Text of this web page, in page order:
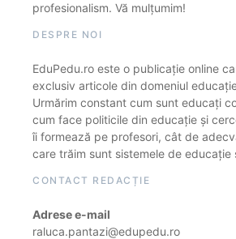
profesionalism. Vă mulțumim!
DESPRE NOI
EduPedu.ro este o publicație online
exclusiv articole din domeniul
Urmărim constant cum sunt educați
cum face politicile din educație și
îi formează pe profesori, cât de
care trăim sunt sistemele de educație
CONTACT REDACȚIE
Adrese e-mail
raluca.pantazi@edupedu.ro